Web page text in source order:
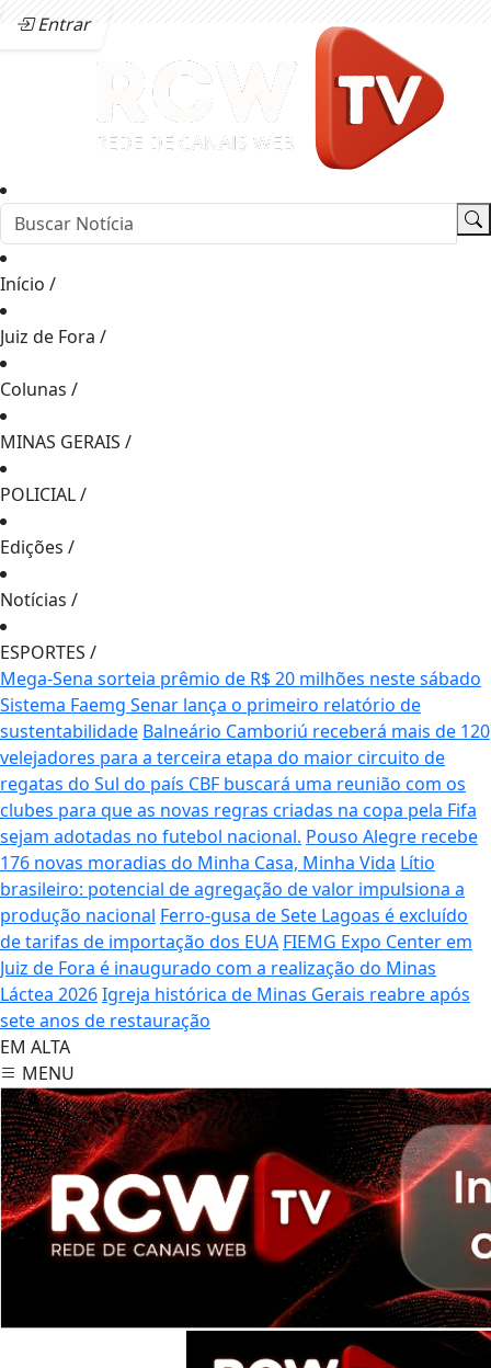
Entrar
Início /
Juiz de Fora /
Colunas /
MINAS GERAIS /
POLICIAL/
Edições /
Notícias /
ESPORTES /
Mega-Sena sorteia prêmio de R$ 20 milhões neste sábado
Sistema Faemg Senar lança o primeiro relatório de
sustentabilidade Balneário Camboriú receberá mais de 120
velejadores para a terceira etapa do maior circuito de
regatas do Sul do país CBF buscará uma reunião com os
clubes para que as novas regras criadas na copa pela Fifa
sejam adotadas no futebol nacional. Pouso Alegre recebe
176 novas moradias do Minha Casa, Minha Vida Lítio
brasileiro: potencial de agregação de valor impulsiona a
produção nacional Ferro-gusa de Sete Lagoas é excluído
de tarifas de importação dos EUA FIEMG Expo Center em
Juiz de Fora é inaugurado com a realização do Minas
Láctea 2026Igreja histórica de Minas Gerais reabre após
sete anos de restauração
EM ALTA
MENU